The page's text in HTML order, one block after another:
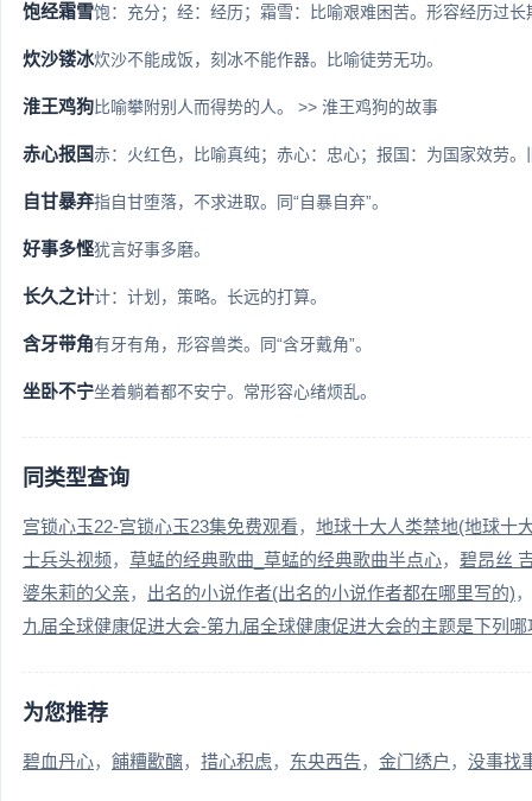
饱经霜雪饱：充分；经：经历；霜雪：比喻艰难困苦。形容经历过
炊沙镂冰炊沙不能成饭，刻冰不能作器。比喻徒劳无功。
淮王鸡狗比喻攀附别人而得势的人。 >> 淮王鸡狗的故事
赤心报国赤：火红色，比喻真纯；赤心：忠心；报国：为国家效劳
自甘暴弃指自甘堕落，不求进取。同“自暴自弃”。
好事多悭犹言好事多磨。
长久之计计：计划，策略。长远的打算。
含牙带角有牙有角，形容兽类。同“含牙戴角”。
坐卧不宁坐着躺着都不安宁。常形容心绪烦乱。
同类型查询
宫锁心玉22-宫锁心玉23集免费观看
地球十大人类禁地(地球十
士兵头视频
草蜢的经典歌曲_草蜢的经典歌曲半点心
碧昂丝
婆朱莉的父亲
出名的小说作者(出名的小说作者都在哪里写的)
九届全球健康促进大会-第九届全球健康促进大会的主题是下列哪
为您推荐
碧血丹心 餔糟歠醨 措心积虑 东央西告 金门绣户 没事找